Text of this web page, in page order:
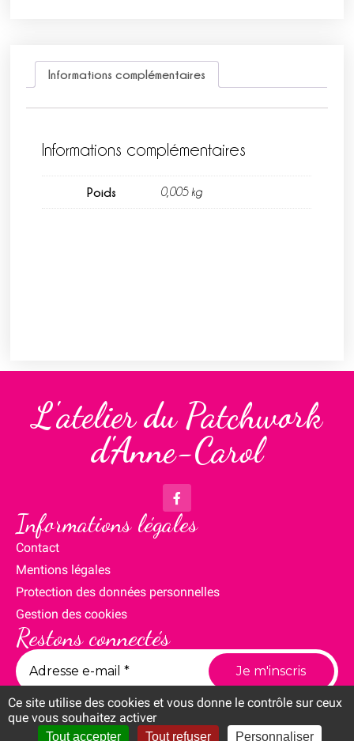
Informations complémentaires
Informations complémentaires
Poids 0,005 kg
L'atelier du Patchwork
d'Anne-Carol
Informations légales
Contact
Mentions légales
Protection des données personnelles
Gestion des cookies
Restons connectés
Ce site utilise des cookies et vous donne le contrôle sur ceux
que vous souhaitez activer
Tout accepter Tout refuser Personnaliser